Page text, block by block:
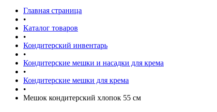
Главная страница
•
Каталог товаров
•
Кондитерский инвентарь
•
Кондитерские мешки и насадки для крема
•
Кондитерские мешки для крема
•
Мешок кондитерский хлопок 55 см